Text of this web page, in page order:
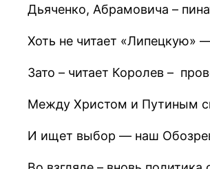
Дьяченко, Абрамовича –
Хоть не читает «Липецкую»
Зато – читает Королев –
Между Христом и Путиным
И ищет выбор — наш